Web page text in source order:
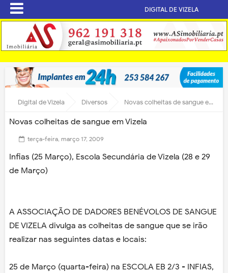
DIGITAL DE VIZELA
Digital de Vizela Diversos Novas colheitas de sangue em Vizela
Novas colheitas de sangue em Vizela
terça-feira, março 17, 2009
Infias (25 Março), Escola Secundária de Vizela (28 e 29
de Março)
A ASSOCIAÇÃO DE DADORES BENÉVOLOS DE SANGUE
DE VIZELA divulga as colheitas de sangue que se irão
realizar nas seguintes datas e locais:
25 de Março (quarta-feira) na ESCOLA EB 2/3 - INFIAS,